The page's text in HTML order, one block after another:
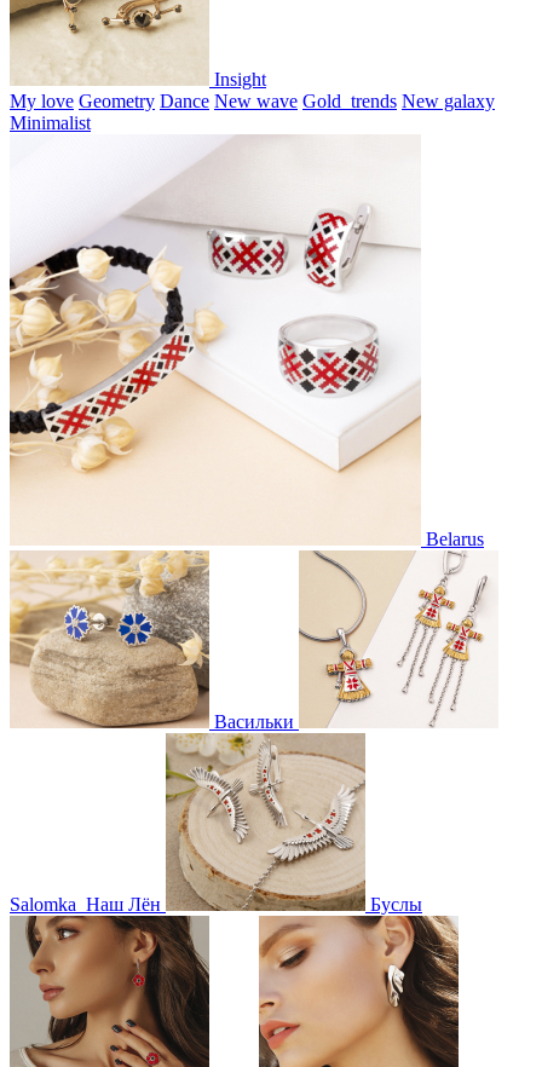
Insight
My love Geometry Dance New wave Gold_trends New galaxy
Minimalist
Belarus
Васильки
Salomka Наш Лён Буслы